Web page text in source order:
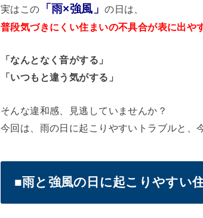
実はこの 「雨×強風」の日は、
普段気づきにくい住まいの不具合が表に出や
「なんとなく音がする」
「いつもと違う気がする」
そんな違和感、見逃していませんか？
今回は、雨の日に起こりやすいトラブルと
■雨と強風の日に起こりやすい